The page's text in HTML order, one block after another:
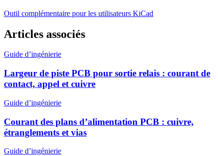
Outil complémentaire pour les utilisateurs KiCad
Articles associés
Guide d’ingénierie
Largeur de piste PCB pour sortie relais : courant de
contact, appel et cuivre
Guide d’ingénierie
Courant des plans d’alimentation PCB : cuivre,
étranglements et vias
Guide d’ingénierie